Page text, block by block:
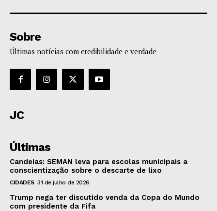
Sobre
Últimas notícias com credibilidade e verdade
JC
Últimas
Candeias: SEMAN leva para escolas municipais a
conscientização sobre o descarte de lixo
CIDADES 31 de julho de 2026
Trump nega ter discutido venda da Copa do Mundo
com presidente da Fifa